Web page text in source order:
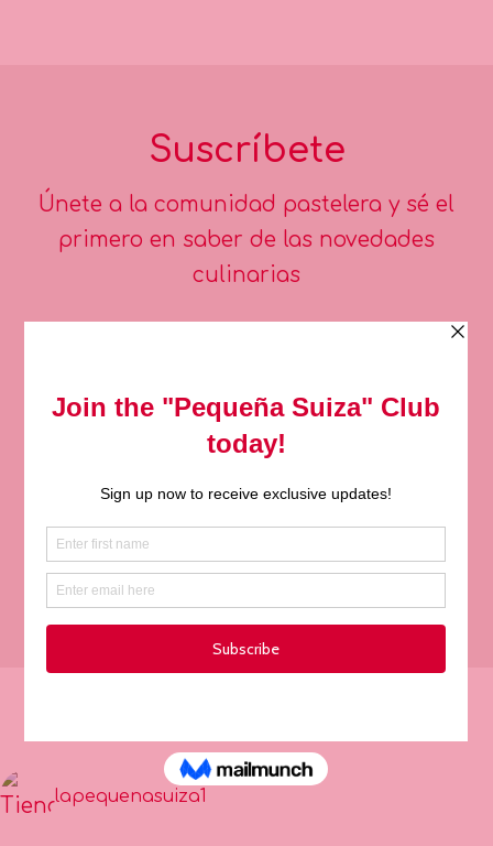
Suscríbete
Únete a la comunidad pastelera y sé el
primero en saber de las novedades
culinarias
lapequenasuiza1